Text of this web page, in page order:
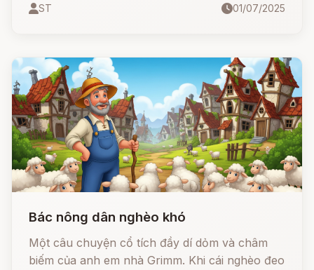
Bắc, một kẻ lạnh lùng và độc đoán, nàng đã
Hoa Tuyết ra đời - tượng trưng cho tình yêu
trong trắng, bền bỉ và hy sinh.
ST 01/07/2025
Bác nông dân nghèo khó
Một câu chuyện cổ tích đầy dí dỏm và châm
biếm của anh em nhà Grimm. Khi cái nghèo đeo